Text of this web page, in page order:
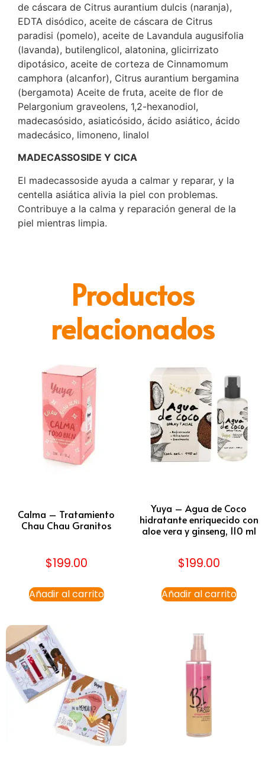
de cáscara de Citrus aurantium dulcis (naranja),
EDTA disódico, aceite de cáscara de Citrus
paradisi (pomelo), aceite de Lavandula augusifolia
(lavanda), butilenglicol, alatonina, glicirrizato
dipotásico, aceite de corteza de Cinnamomum
camphora (alcanfor), Citrus aurantium bergamina
(bergamota) Aceite de fruta, aceite de flor de
Pelargonium graveolens, 1,2-hexanodiol,
madecasósido, asiaticósido, ácido asiático, ácido
madecásico, limoneno, linalol
MADECASSOSIDE Y CICA
El madecassoside ayuda a calmar y reparar, y la
centella asiática alivia la piel con problemas.
Contribuye a la calma y reparación general de la
piel mientras limpia.
Productos
relacionados
Calma – Tratamiento
Chau Chau Granitos
$199.00
Añadir al carrito
Yuya – Agua de Coco
hidratante enriquecido con
aloe vera y ginseng, 110 ml
$199.00
Añadir al carrito